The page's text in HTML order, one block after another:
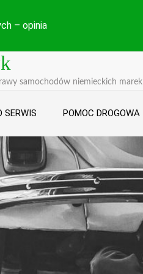
– opinia
samochodów niemieckich marek
SERWIS POMOC DROGOWA